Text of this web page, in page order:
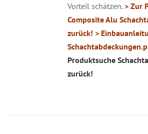
Vorteil schätzen. > Zur
Composite Alu
zurück! >
Produktsuche
zurück!